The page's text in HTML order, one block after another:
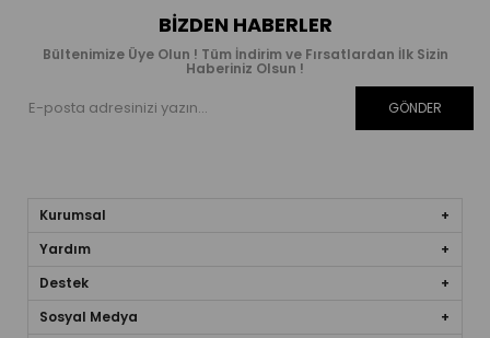
BIZDEN HABERLER
Bültenimize Üye Olun ! Tüm İndirim ve Fırsatlardan İlk Sizin
Haberiniz Olsun !
GÖNDER
Kurumsal
Yardım
Destek
Sosyal Medya